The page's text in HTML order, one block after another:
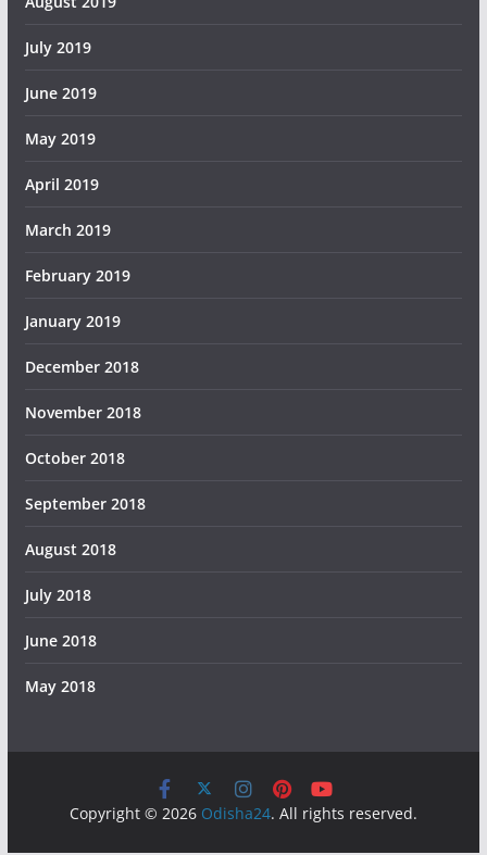
July 2019
June 2019
May 2019
April 2019
March 2019
February 2019
January 2019
December 2018
November 2018
October 2018
September 2018
August 2018
July 2018
June 2018
May 2018
Copyright © 2026 Odisha24. All rights reserved.